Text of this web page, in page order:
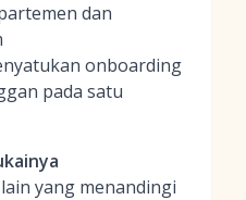
dan
onboarding
pada satu
yang menandingi